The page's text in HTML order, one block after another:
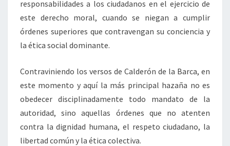
responsabilidades a los ciudadanos en el ejercicio de
este derecho moral, cuando se niegan a cumplir
órdenes superiores que contravengan su conciencia y
la ética social dominante.
Contraviniendo los versos de Calderón de la Barca, en
este momento y aquí la más principal hazaña no es
obedecer disciplinadamente todo mandato de la
autoridad, sino aquellas órdenes que no atenten
contra la dignidad humana, el respeto ciudadano, la
libertad común y la ética colectiva.